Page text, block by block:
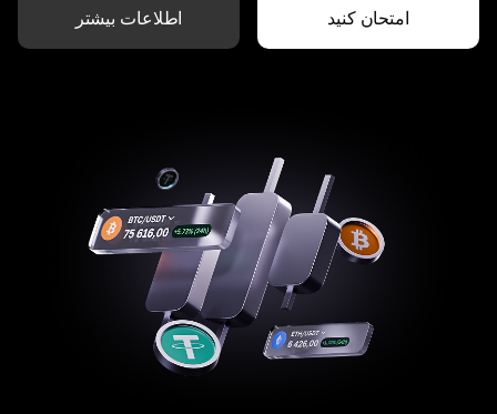
امتحان کنید اطلاعات بیشتر